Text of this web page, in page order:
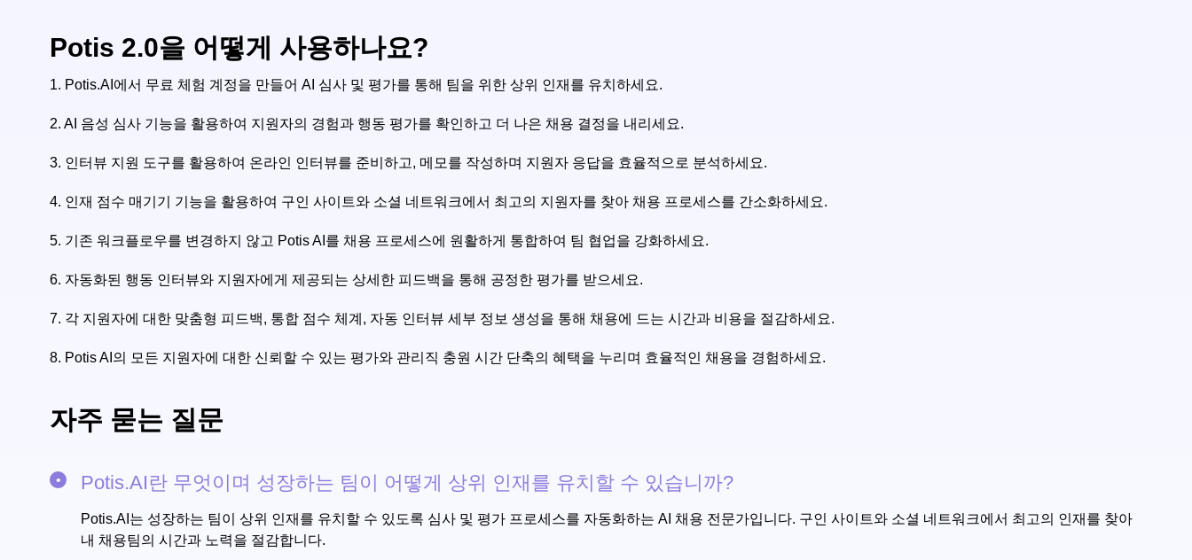
Potis 2.0을 어떻게 사용하나요?
1. Potis.AI에서 무료 체험 계정을 만들어 AI 심사 및 평가를 통해 팀을 위한 상위 인재를 유치하세요.
2. AI 음성 심사 기능을 활용하여 지원자의 경험과 행동 평가를 확인하고 더 나은 채용 결정을 내리세요.
3. 인터뷰 지원 도구를 활용하여 온라인 인터뷰를 준비하고, 메모를 작성하며 지원자 응답을 효율적으로 분석하세요.
4. 인재 점수 매기기 기능을 활용하여 구인 사이트와 소셜 네트워크에서 최고의 지원자를 찾아 채용 프로세스를 간소화하세요.
5. 기존 워크플로우를 변경하지 않고 Potis AI를 채용 프로세스에 원활하게 통합하여 팀 협업을 강화하세요.
6. 자동화된 행동 인터뷰와 지원자에게 제공되는 상세한 피드백을 통해 공정한 평가를 받으세요.
7. 각 지원자에 대한 맞춤형 피드백, 통합 점수 체계, 자동 인터뷰 세부 정보 생성을 통해 채용에 드는 시간과 비용을 절감하세요.
8. Potis AI의 모든 지원자에 대한 신뢰할 수 있는 평가와 관리직 충원 시간 단축의 혜택을 누리며 효율적인 채용을 경험하세요.
자주 묻는 질문
Potis.AI란 무엇이며 성장하는 팀이 어떻게 상위 인재를 유치할 수 있습니까?
Potis.AI는 성장하는 팀이 상위 인재를 유치할 수 있도록 심사 및 평가 프로세스를 자동화하는 AI 채용 전문가입니다. 구인 사이트와 소셜 네트워크에서 최고의 인재를 찾아
내 채용팀의 시간과 노력을 절감합니다.